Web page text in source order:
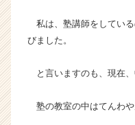
就
ト
ア
私は、塾講師をしてい
びました。
と言いますのも、現在、
塾の教室の中はてんわや